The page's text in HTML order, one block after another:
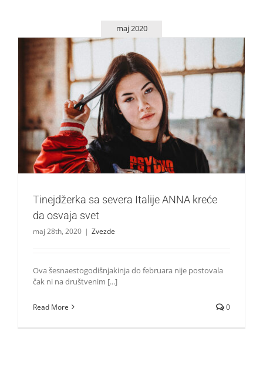
maj 2020
Tinejdžerka sa severa Italije ANNA kreće da osvaja svet
Zvezde
Tinejdžerka sa severa Italije ANNA kreće
da osvaja svet
maj 28th, 2020 | Zvezde
Ova šesnaestogodišnjakinja do februara nije postovala
čak ni na društvenim [...]
Read More 0